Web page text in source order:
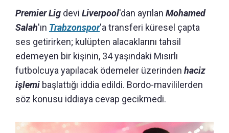
Premier Lig devi Liverpool'dan ayrılan Mohamed
Salah'ın Trabzonspor'a transferi küresel çapta
ses getirirken; kulüpten alacaklarını tahsil
edemeyen bir kişinin, 34 yaşındaki Mısırlı
futbolcuya yapılacak ödemeler üzerinden haciz
işlemi başlattığı iddia edildi. Bordo-mavililerden
söz konusu iddiaya cevap gecikmedi.